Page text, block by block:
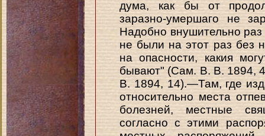
дума, как бы от
заразно-умершаго не
Надобно внушительно раз
не были на этот раз без
на опасности, какия
бывают" (Сам. В. В. 1894,
В. 1894, 14).—Там, где
относительно места
болезней, местные
согласно с этими